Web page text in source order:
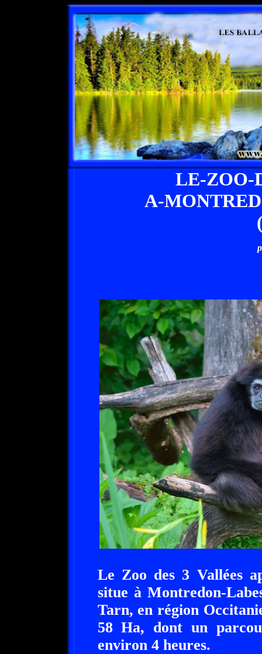
LE-ZOO-
A-
Le Zoo des 3 Vallées
situe à Montredon-
Tarn, en région
58 Ha, dont un
environ 4 heures.